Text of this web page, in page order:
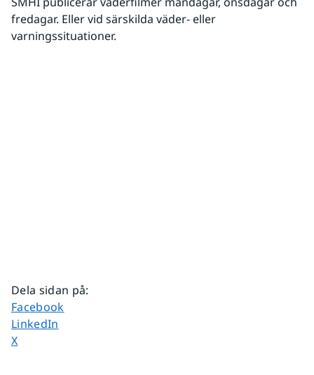
fredagar. Eller vid särskilda väder- eller
varningssituationer.
Dela sidan på:
Dela sidan på
Facebook
Dela sidan på
LinkedIn
Dela sidan på
X